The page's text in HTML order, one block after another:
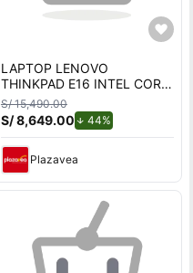
LAPTOP LENOVO
THINKPAD E16 INTEL CORE
ULTRA 7 255H Ram 32 GB
SSD 1TB -21SS000KLM
S/ 15,490.00
S/ 8,649.00 44%de descuento.
Plazavea